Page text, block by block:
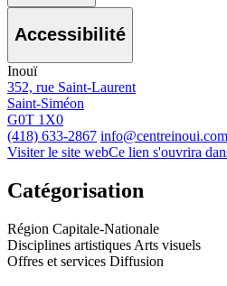
Accessibilité
Inouï
352, rue Saint-Laurent
Saint-Siméon
G0T 1X0
(418) 633-2867 info@centreinoui.com
Visiter le site webCe lien s'ouvrira
Catégorisation
Région Capitale-Nationale
Disciplines artistiques Arts visuels
Offres et services Diffusion